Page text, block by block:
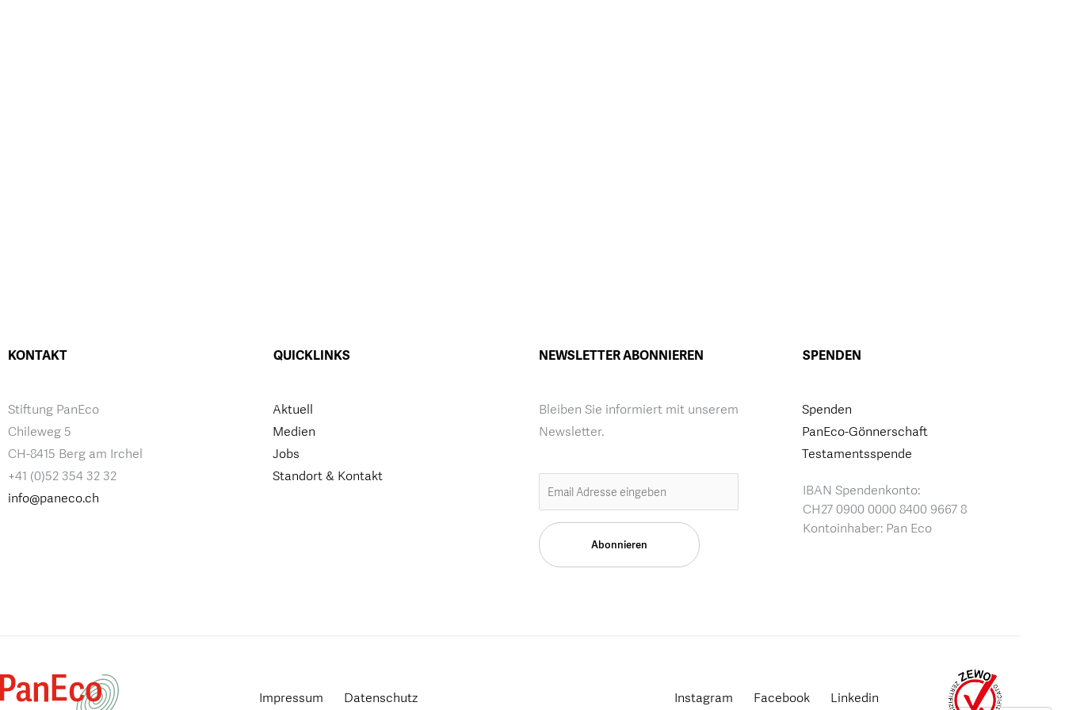
KONTAKT
Stiftung PanEco
Chileweg 5
CH-8415 Berg am Irchel
+41 (0)52 354 32 32
info@paneco.ch
QUICKLINKS
Aktuell
Medien
Jobs
Standort & Kontakt
NEWSLETTER ABONNIEREN
Bleiben Sie informiert mit unserem
Newsletter.
SPENDEN
Spenden
PanEco-Gönnerschaft
Testamentsspende
IBAN Spendenkonto:
CH27 0900 0000 8400 9667 8
Kontoinhaber: Pan Eco
Impressum Datenschutz Instagram Facebook Linkedin